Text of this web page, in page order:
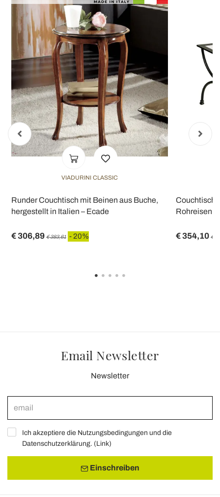
VIADURINI CLASSIC
Runder Couchtisch mit Beinen aus Buche,
hergestellt in Italien – Ecade
€ 306,89 € 383,61 - 20%
Couchtisch
Rohreisen,
€ 354,10 €
Email Newsletter
Newsletter
Ich akzeptiere die Nutzungsbedingungen und die
Datenschutzerklärung. (Link)
Einschreiben